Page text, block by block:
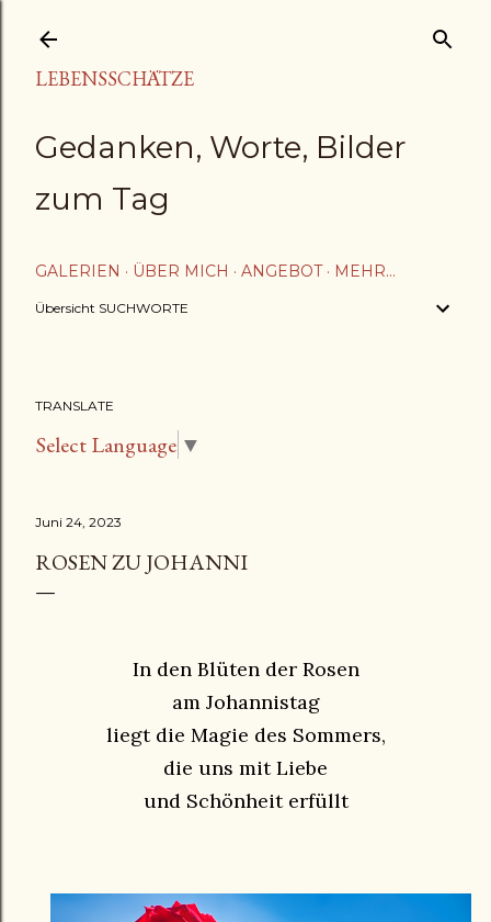
LEBENSSCHÄTZE
Gedanken, Worte, Bilder
zum Tag
GALERIEN ÜBER MICH ANGEBOT MEHR…
Übersicht SUCHWORTE
TRANSLATE
Select Language ▼
Juni 24, 2023
ROSEN ZU JOHANNI
In den Blüten der Rosen
am Johannistag
liegt die Magie des Sommers,
die uns mit Liebe
und Schönheit erfüllt